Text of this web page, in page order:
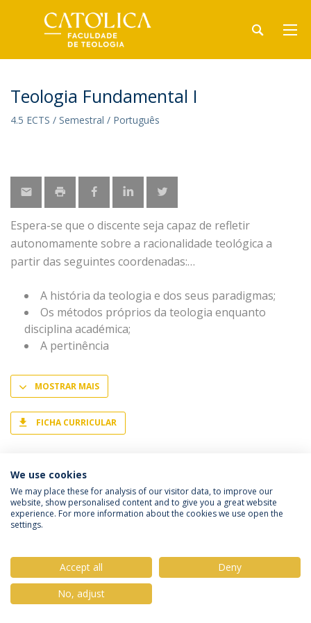
Teologia Fundamental I
4.5 ECTS / Semestral / Português
Espera-se que o discente seja capaz de refletir
autonomamente sobre a racionalidade teológica a
partir das seguintes coordenadas:
A história da teologia e dos seus paradigmas;
Os métodos próprios da teologia enquanto
disciplina académica;
A pertinência
MOSTRAR MAIS
FICHA CURRICULAR
Política de Privacidade
Termos & Condições
© 2026 Universidade Católica Portuguesa
We use cookies
We may place these for analysis of our visitor data, to improve our
website, show personalised content and to give you a great website
experience. For more information about the cookies we use open the
settings.
Accept all
Deny
No, adjust